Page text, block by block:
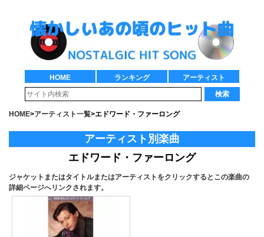
HOME ランキング
アーティスト
検索
HOME>アーティスト一覧>エドワード・ファーロング
アーティスト別楽曲
エドワード・ファーロング
ジャケットまたはタイトルまたはアーティストをクリックするとこの楽曲の
詳細ページへリンクされます。